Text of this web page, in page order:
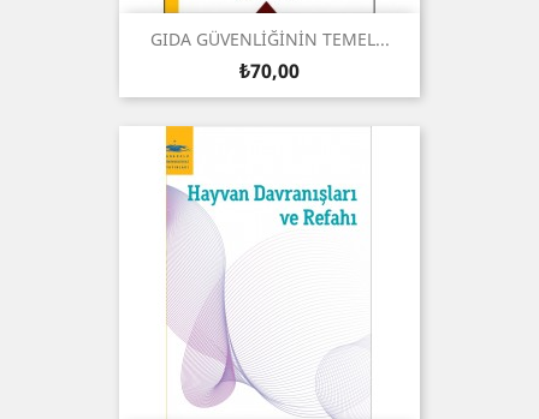
GIDA GÜVENLİĞİNİN TEMEL...
Fiyat
₺70,00